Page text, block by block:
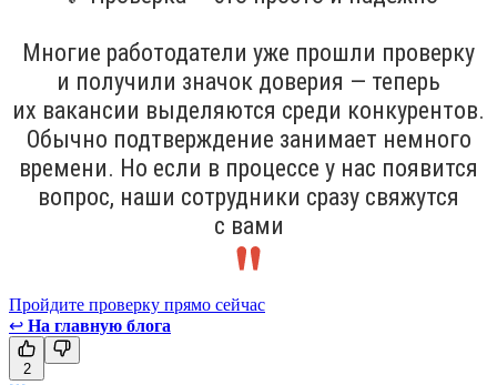
Многие работодатели уже прошли проверку
и получили значок доверия — теперь
их вакансии выделяются среди конкурентов.
Обычно подтверждение занимает немного
времени. Но если в процессе у нас появится
вопрос, наши сотрудники сразу свяжутся
с вами
Пройдите проверку прямо сейчас
↩ На главную блога
2